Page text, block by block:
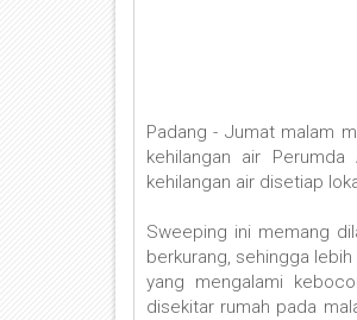
Padang - Jumat malam
kehilangan air
kehilangan air disetiap
Sweeping ini memang
berkurang, sehingga
yang mengalami
disekitar rumah pada